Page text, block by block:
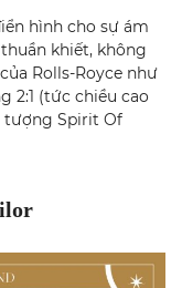
hình cho sự ám
khiết, không
Rolls-Royce như
2:1 (tức chiều cao
tượng Spirit Of